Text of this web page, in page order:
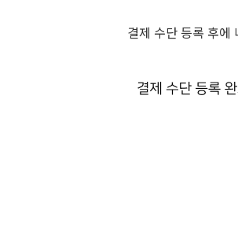
결제 수단 등록 후